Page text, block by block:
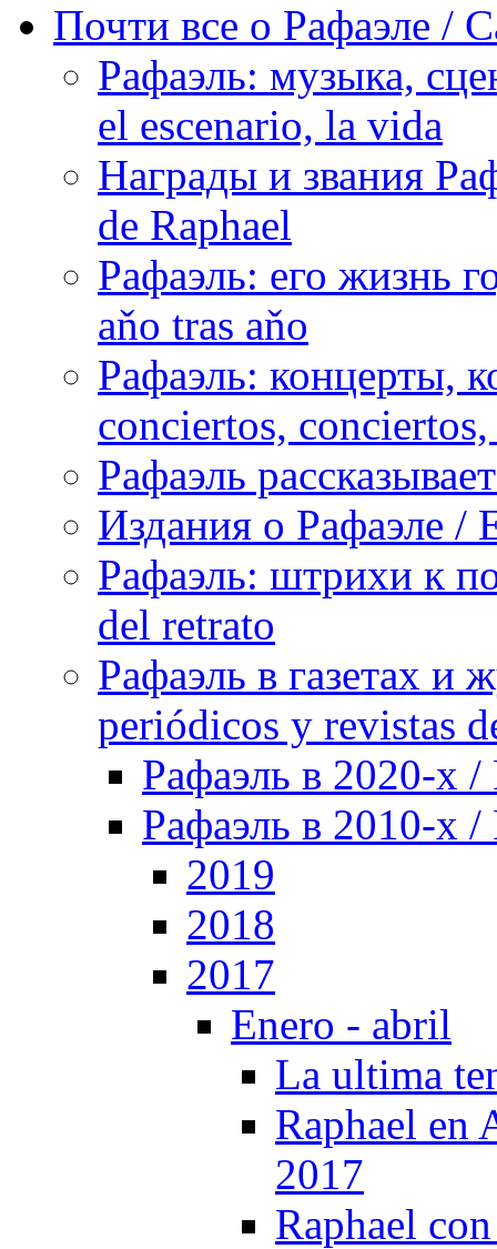
Почти все о Рафаэле /
Рафаэль: музыка,
el escenario, la vida
Награды и звания
de Raphael
Рафаэль: его жизнь
aňo tras aňo
Рафаэль: концерты,
conciertos,
Рафаэль
Издания о Рафаэле /
Рафаэль: штрихи к
del retrato
Рафаэль в газетах и
periódicos y revistas
Рафаэль в 2020-х /
Рафаэль в 2010-х /
2019
2018
2017
Enero - abril
La ultima
Raphael en
2017
Raphael